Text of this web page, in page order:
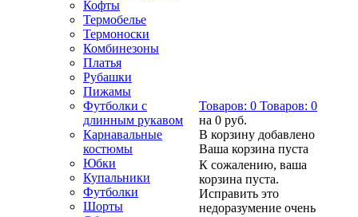
Кофты
Термобелье
Термоноски
Комбинезоны
Платья
Рубашки
Пижамы
Футболки с
длинным рукавом
Карнавальные
костюмы
Юбки
Купальники
Футболки
Шорты
Товаров: 0 Товаров: 0
на 0 руб.
В корзину добавлено
Ваша корзина пуста
К сожалению, ваша
корзина пуста.
Исправить это
недоразумение очень